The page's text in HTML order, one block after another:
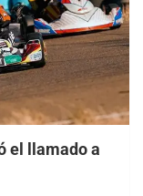
el llamado a